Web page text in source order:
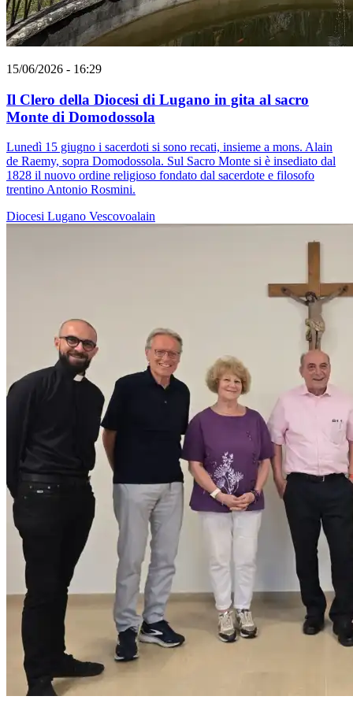
15/06/2026 - 16:29
Il Clero della Diocesi di Lugano in gita al sacro
Monte di Domodossola
Lunedì 15 giugno i sacerdoti si sono recati, insieme a mons. Alain
de Raemy, sopra Domodossola. Sul Sacro Monte si è insediato dal
1828 il nuovo ordine religioso fondato dal sacerdote e filosofo
trentino Antonio Rosmini.
Diocesi Lugano Vescovoalain